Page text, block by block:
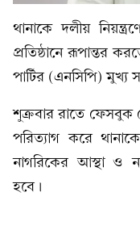
থানাকে দলীয়
প্রতিষ্ঠানে রূপান্তর
পার্টির (এনসিপি) মুখ্য
শুক্রবার রাতে ফেসবুক
পরিত্যাগ করে
নাগরিকের আস্থা ও
হবে।